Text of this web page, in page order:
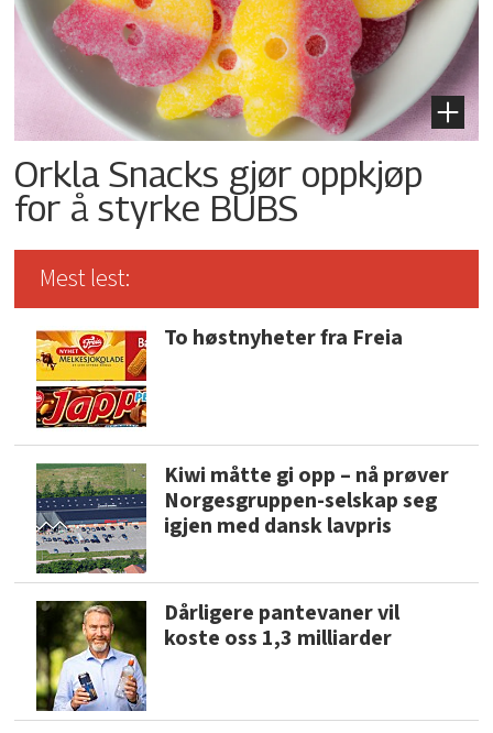
Orkla Snacks gjør oppkjøp
for å styrke BUBS
Mest lest:
To høstnyheter fra Freia
Kiwi måtte gi opp – nå prøver
Norgesgruppen-selskap seg
igjen med dansk lavpris
Dårligere pantevaner vil
koste oss 1,3 milliarder